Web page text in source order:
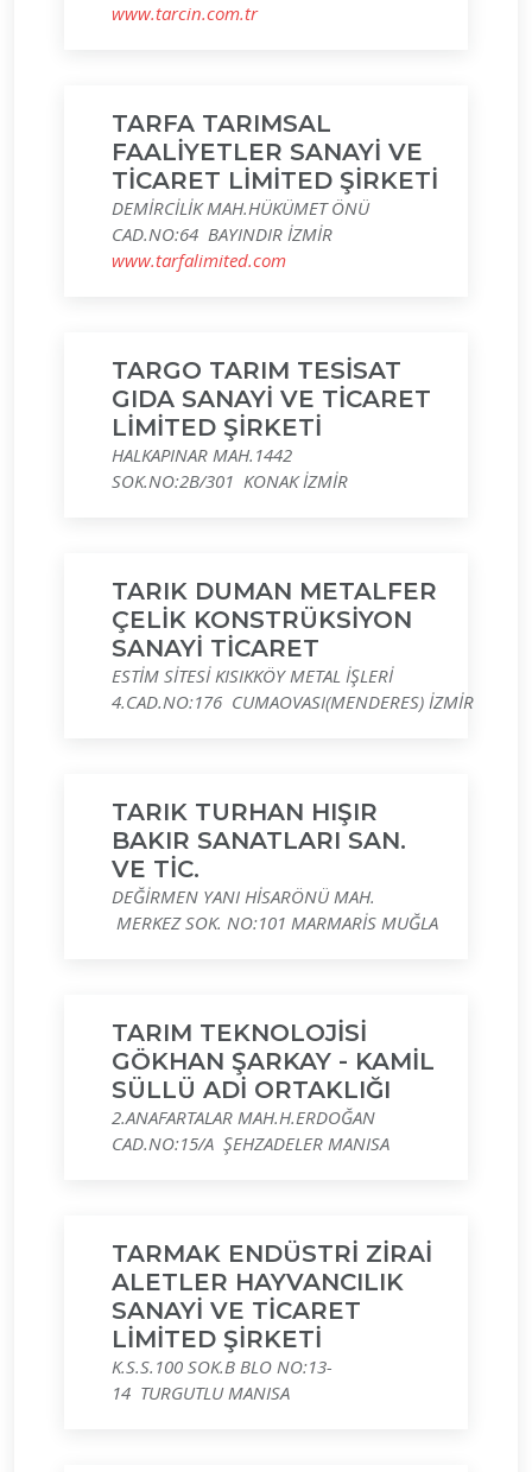
www.tarcin.com.tr
TARFA TARIMSAL
FAALİYETLER SANAYİ VE
TİCARET LİMİTED ŞİRKETİ
DEMİRCİLİK MAH.HÜKÜMET ÖNÜ
CAD.NO:64 BAYINDIR İZMİR
www.tarfalimited.com
TARGO TARIM TESİSAT
GIDA SANAYİ VE TİCARET
LİMİTED ŞİRKETİ
HALKAPINAR MAH.1442
SOK.NO:2B/301 KONAK İZMİR
TARIK DUMAN METALFER
ÇELİK KONSTRÜKSİYON
SANAYİ TİCARET
ESTİM SİTESİ KISIKKÖY METAL İŞLERİ
4.CAD.NO:176 CUMAOVASI(MENDERES) İZMİR
TARIK TURHAN HIŞIR
BAKIR SANATLARI SAN.
VE TİC.
DEĞİRMEN YANI HİSARÖNÜ MAH.
MERKEZ SOK. NO:101 MARMARİS MUĞLA
TARIM TEKNOLOJİSİ
GÖKHAN ŞARKAY - KAMİL
SÜLLÜ ADİ ORTAKLIĞI
2.ANAFARTALAR MAH.H.ERDOĞAN
CAD.NO:15/A ŞEHZADELER MANISA
TARMAK ENDÜSTRİ ZİRAİ
ALETLER HAYVANCILIK
SANAYİ VE TİCARET
LİMİTED ŞİRKETİ
K.S.S.100 SOK.B BLO NO:13-
14 TURGUTLU MANISA